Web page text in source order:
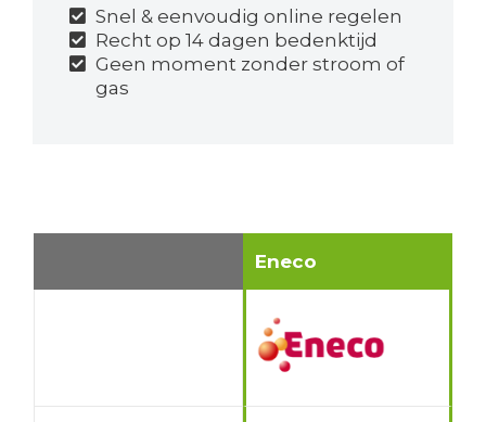
Snel & eenvoudig online regelen
Recht op 14 dagen bedenktijd
Geen moment zonder stroom of
gas
Eneco